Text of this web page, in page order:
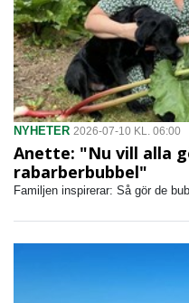
NYHETER 2026-07-10 KL. 06:00
Anette: "Nu vill alla
rabarberbubbel"
Familjen inspirerar: Så gör de